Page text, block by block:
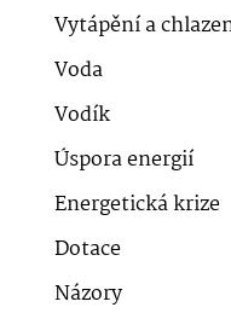
Vytápění a
Voda
Vodík
Úspora energií
Energetická krize
Dotace
Názory